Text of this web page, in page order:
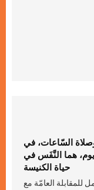
وصلاة السّاعات، في
هما النَّفَس في
حياة الكنيسة
للمقابلة العامّة مع